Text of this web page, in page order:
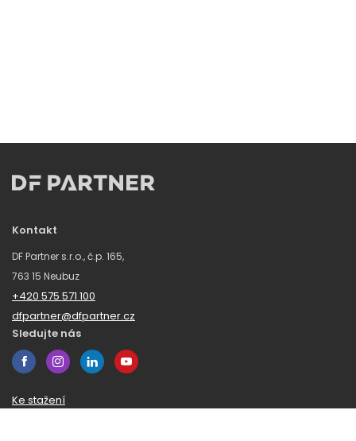
Kontakt
DF Partner s.r.o., č.p. 165,
763 15 Neubuz
+420 575 571 100
dfpartner@dfpartner.cz
Sledujte nás
Ke stažení